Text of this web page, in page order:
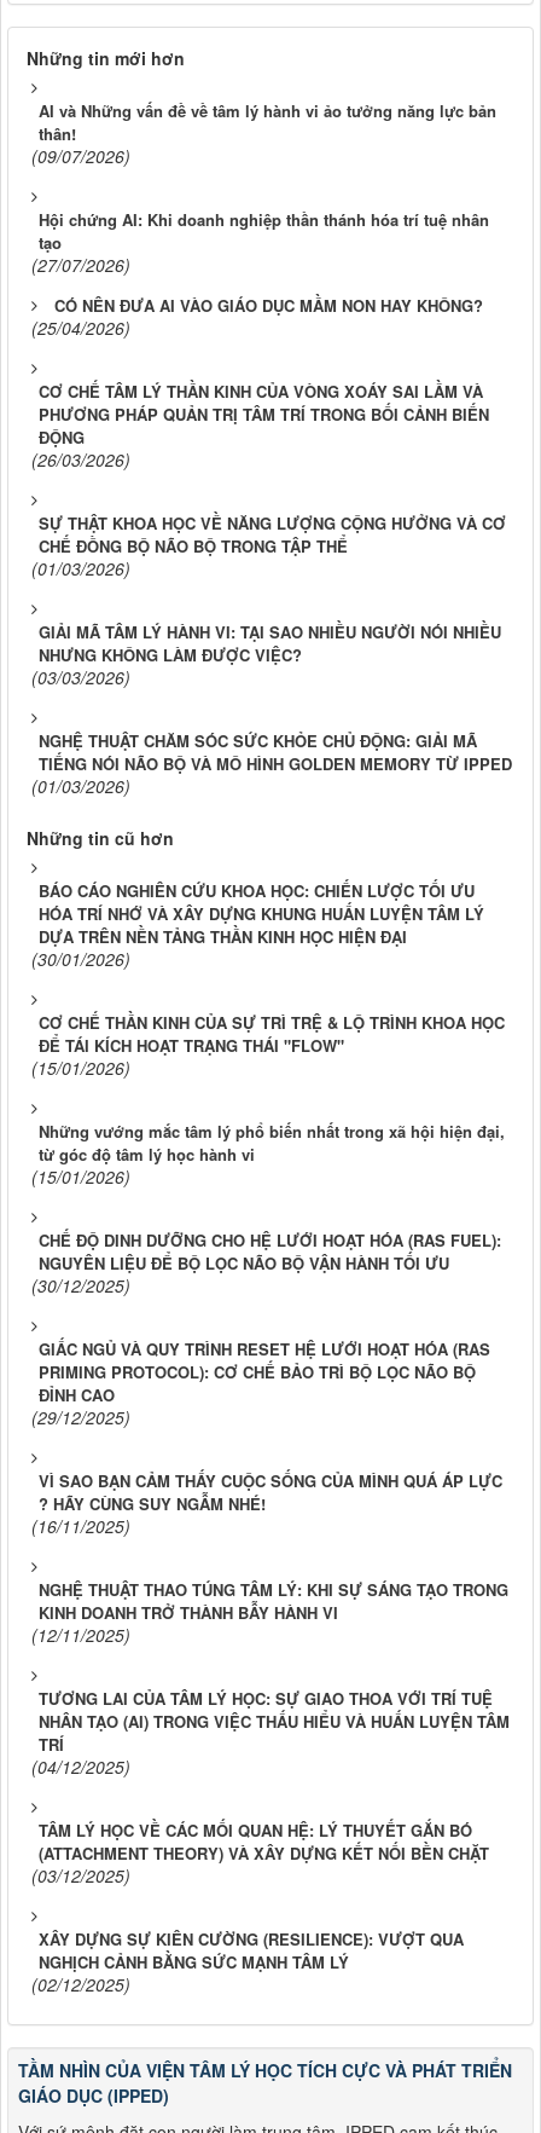
Những tin mới hơn
AI và Những vấn đề về tâm lý hành vi ảo tưởng năng lực bản
thân!
(09/07/2026)
Hội chứng AI: Khi doanh nghiệp thần thánh hóa trí tuệ nhân
tạo
(27/07/2026)
CÓ NÊN ĐƯA AI VÀO GIÁO DỤC MẦM NON HAY KHÔNG?
(25/04/2026)
CƠ CHẾ TÂM LÝ THẦN KINH CỦA VÒNG XOÁY SAI LẦM VÀ
PHƯƠNG PHÁP QUẢN TRỊ TÂM TRÍ TRONG BỐI CẢNH BIẾN
ĐỘNG
(26/03/2026)
SỰ THẬT KHOA HỌC VỀ NĂNG LƯỢNG CỘNG HƯỞNG VÀ CƠ
CHẾ ĐỒNG BỘ NÃO BỘ TRONG TẬP THỂ
(01/03/2026)
GIẢI MÃ TÂM LÝ HÀNH VI: TẠI SAO NHIỀU NGƯỜI NÓI NHIỀU
NHƯNG KHÔNG LÀM ĐƯỢC VIỆC?
(03/03/2026)
NGHỆ THUẬT CHĂM SÓC SỨC KHỎE CHỦ ĐỘNG: GIẢI MÃ
TIẾNG NÓI NÃO BỘ VÀ MÔ HÌNH GOLDEN MEMORY TỪ IPPED
(01/03/2026)
Những tin cũ hơn
BÁO CÁO NGHIÊN CỨU KHOA HỌC: CHIẾN LƯỢC TỐI ƯU
HÓA TRÍ NHỚ VÀ XÂY DỰNG KHUNG HUẤN LUYỆN TÂM LÝ
DỰA TRÊN NỀN TẢNG THẦN KINH HỌC HIỆN ĐẠI
(30/01/2026)
CƠ CHẾ THẦN KINH CỦA SỰ TRÌ TRỆ & LỘ TRÌNH KHOA HỌC
ĐỂ TÁI KÍCH HOẠT TRẠNG THÁI "FLOW"
(15/01/2026)
Những vướng mắc tâm lý phổ biến nhất trong xã hội hiện đại,
từ góc độ tâm lý học hành vi
(15/01/2026)
CHẾ ĐỘ DINH DƯỠNG CHO HỆ LƯỚI HOẠT HÓA (RAS FUEL):
NGUYÊN LIỆU ĐỂ BỘ LỌC NÃO BỘ VẬN HÀNH TỐI ƯU
(30/12/2025)
GIẤC NGỦ VÀ QUY TRÌNH RESET HỆ LƯỚI HOẠT HÓA (RAS
PRIMING PROTOCOL): CƠ CHẾ BẢO TRÌ BỘ LỌC NÃO BỘ
ĐỈNH CAO
(29/12/2025)
VÌ SAO BẠN CẢM THẤY CUỘC SỐNG CỦA MÌNH QUÁ ÁP LỰC
? HÃY CÙNG SUY NGẪM NHÉ!
(16/11/2025)
NGHỆ THUẬT THAO TÚNG TÂM LÝ: KHI SỰ SÁNG TẠO TRONG
KINH DOANH TRỞ THÀNH BẪY HÀNH VI
(12/11/2025)
TƯƠNG LAI CỦA TÂM LÝ HỌC: SỰ GIAO THOA VỚI TRÍ TUỆ
NHÂN TẠO (AI) TRONG VIỆC THẤU HIỂU VÀ HUẤN LUYỆN TÂM
TRÍ
(04/12/2025)
TÂM LÝ HỌC VỀ CÁC MỐI QUAN HỆ: LÝ THUYẾT GẮN BÓ
(ATTACHMENT THEORY) VÀ XÂY DỰNG KẾT NỐI BỀN CHẶT
(03/12/2025)
XÂY DỰNG SỰ KIÊN CƯỜNG (RESILIENCE): VƯỢT QUA
NGHỊCH CẢNH BẰNG SỨC MẠNH TÂM LÝ
(02/12/2025)
TẦM NHÌN CỦA VIỆN TÂM LÝ HỌC TÍCH CỰC VÀ PHÁT TRIỂN
GIÁO DỤC (IPPED)